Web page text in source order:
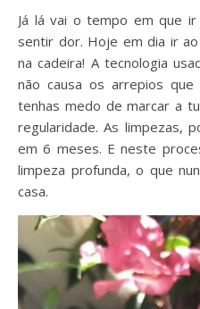
Já lá vai o tempo em que
sentir dor. Hoje em dia ir
na cadeira! A tecnologia
não causa os arrepios
tenhas medo de marcar a
regularidade. As limpezas,
em 6 meses. E neste
limpeza profunda, o que
casa.